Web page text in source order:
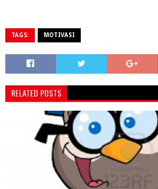
TAGS: MOTIVASI
RELATED POSTS